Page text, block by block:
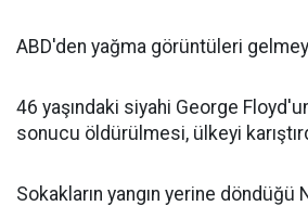
ABD'den yağma görüntüleri
46 yaşındaki siyahi George
sonucu öldürülmesi, ülkeyi
Sokakların yangın yerine döndüğü